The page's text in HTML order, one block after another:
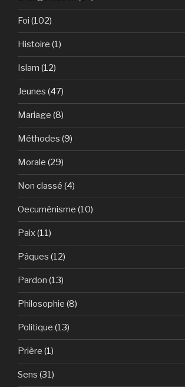
Foi (102)
Histoire (1)
Islam (12)
Jeunes (47)
Mariage (8)
Méthodes (9)
Morale (29)
Non classé (4)
Oecuménisme (10)
Paix(11)
Pâques (12)
Pardon (13)
Philosophie (8)
Politique (13)
Prière (1)
Sens (31)